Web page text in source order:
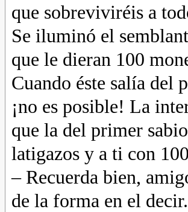
que sobreviviréis a
Se iluminó el
que le dieran 100
Cuando éste salía del
¡no es posible! La
que la del primer
latigazos y a ti con
– Recuerda bien,
de la forma en el